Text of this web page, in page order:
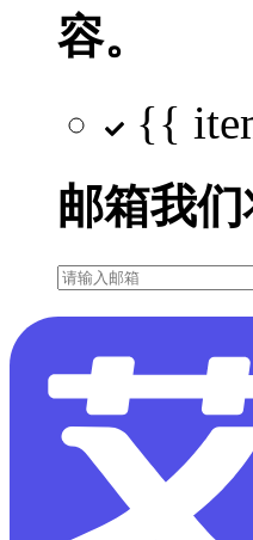
容。
{{
邮箱我